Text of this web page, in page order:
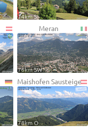
74km S
Meran
76km SW
Maishofen Sausteige
78km O